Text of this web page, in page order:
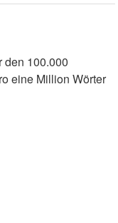
den 100.000
eine Million Wörter